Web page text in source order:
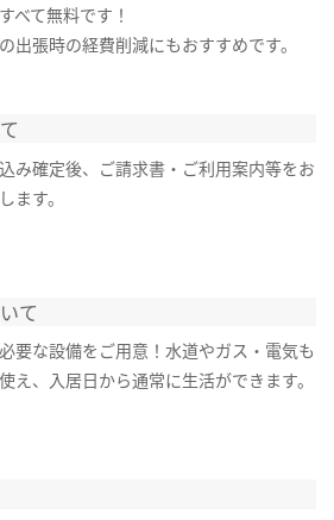
べて無料です！
出張時の経費削減にもおすすめです。
み確定後、ご請求書・ご利用案内等をお
ます。
て
要な設備をご用意！水道やガス・電気も
え、入居日から通常に生活ができます。